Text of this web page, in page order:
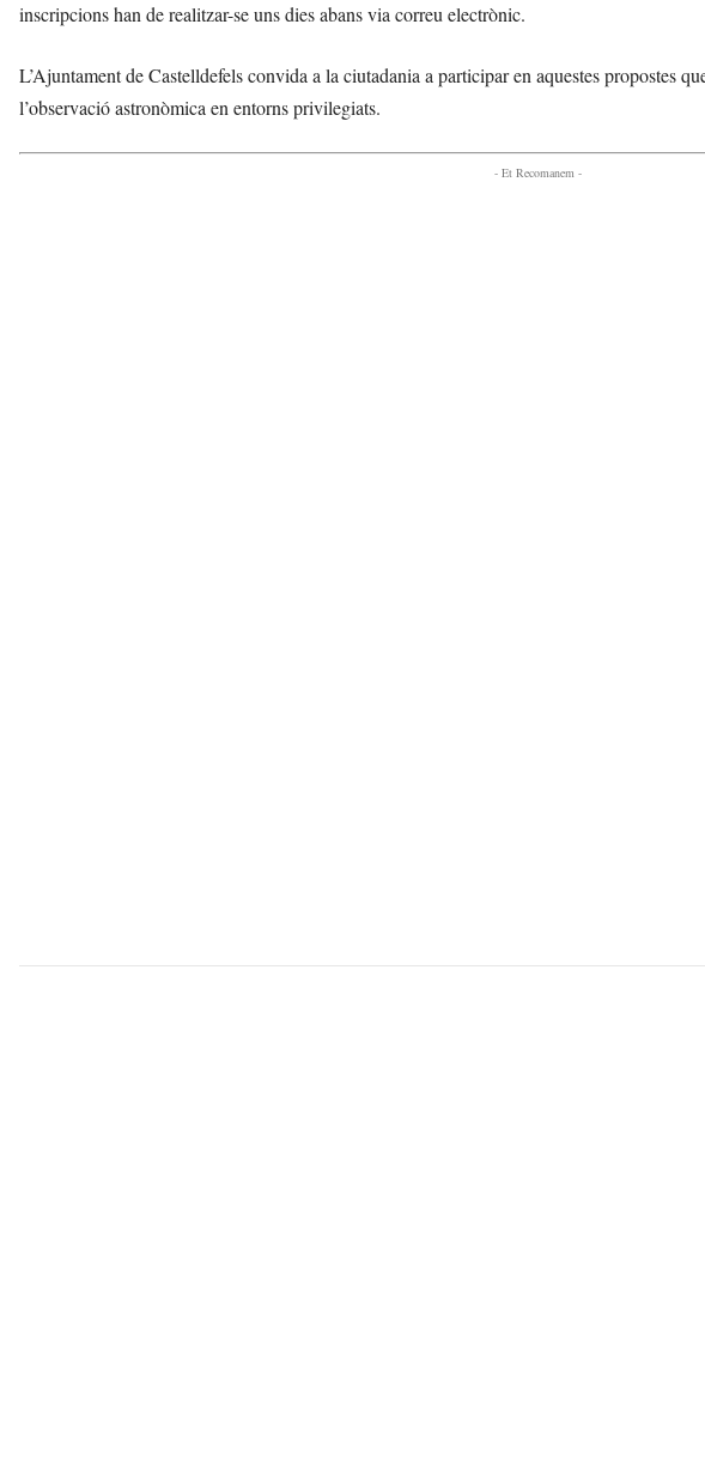
inscripcions han de realitzar-se uns dies abans via correu electrònic.
L’Ajuntament de Castelldefels convida a la ciutadania a participar en aquestes propostes
l’observació astronòmica en entorns privilegiats.
- Et Recomanem -